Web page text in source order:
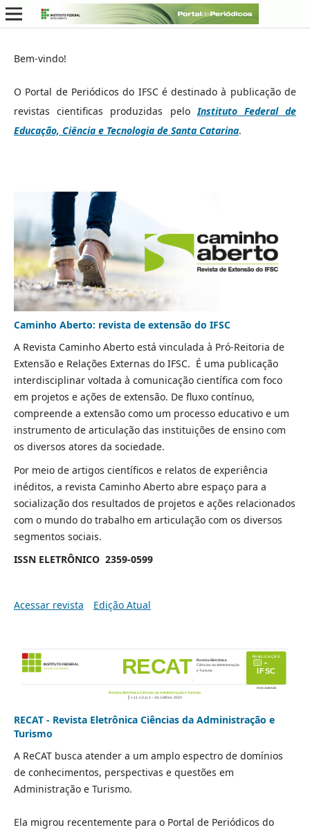
Bem-vindo!
O Portal de Periódicos do IFSC é destinado à publicação de
revistas cientificas produzidas peloInstituto Federal de
Educação, Ciência e Tecnologia de Santa Catarina.
Caminho Aberto: revista de extensão do IFSC
A Revista Caminho Aberto está vinculada à Pró-Reitoria de
Extensão e Relações Externas do IFSC. É uma publicação
interdisciplinar voltada à comunicação científica com foco
em projetos e ações de extensão. De fluxo contínuo,
compreende a extensão como um processo educativo e um
instrumento de articulação das instituições de ensino com
os diversos atores da sociedade.
Por meio de artigos científicos e relatos de experiência
inéditos, a revista Caminho Aberto abre espaço para a
socialização dos resultados de projetos e ações relacionados
com o mundo do trabalho em articulação com os diversos
segmentos sociais.
ISSN ELETRÔNICO 2359-0599
Acessar revista Edição Atual
RECAT - Revista Eletrônica Ciências da Administração e
Turismo
A ReCAT busca atender a um amplo espectro de domínios
de conhecimentos, perspectivas e questões em
Administração e Turismo.
Ela migrou recentemente para o Portal de Periódicos do